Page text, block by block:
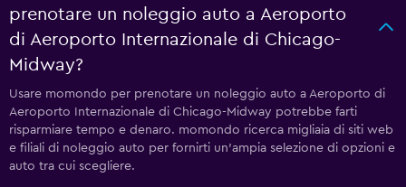
prenotare un noleggio auto a Aeroporto
di Aeroporto Internazionale di Chicago-
Midway?
Usare momondo per prenotare un noleggio auto a Aeroporto di
Aeroporto Internazionale di Chicago-Midway potrebbe farti
risparmiare tempo e denaro. momondo ricerca migliaia di siti web
e filiali di noleggio auto per fornirti un'ampia selezione di opzioni e
auto tra cui scegliere.